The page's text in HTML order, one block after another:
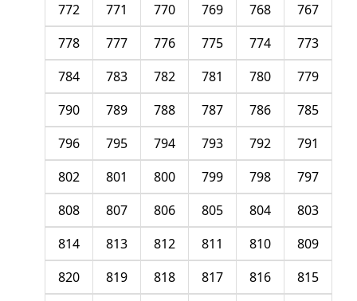
767
768
769
770
771
772
773
774
775
776
777
778
779
780
781
782
783
784
785
786
787
788
789
790
791
792
793
794
795
796
797
798
799
800
801
802
803
804
805
806
807
808
809
810
811
812
813
814
815
816
817
818
819
820